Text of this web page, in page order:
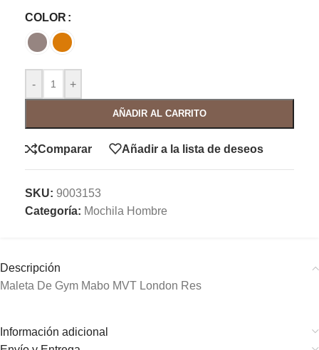
COLOR
- +
AÑADIR AL CARRITO
Comparar Añadir a la lista de deseos
SKU: 9003153
Categoría: Mochila Hombre
Descripción
Maleta De Gym Mabo MVT London Res
Información adicional